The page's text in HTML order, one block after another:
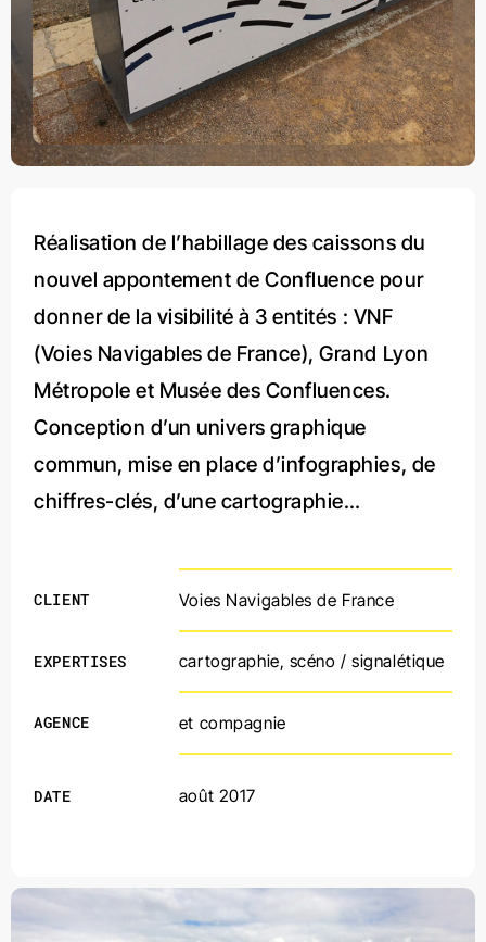
CLIENT Voies Navigables de France
EXPERTISES cartographie, scéno / signalétique
AGENCE et compagnie
DATE août 2017
Réalisation de l’habillage des caissons du
nouvel appontement de Confluence pour
donner de la visibilité à 3 entités : VNF
(Voies Navigables de France), Grand Lyon
Métropole et Musée des Confluences.
Conception d’un univers graphique
commun, mise en place d’infographies, de
chiffres-clés, d’une cartographie…